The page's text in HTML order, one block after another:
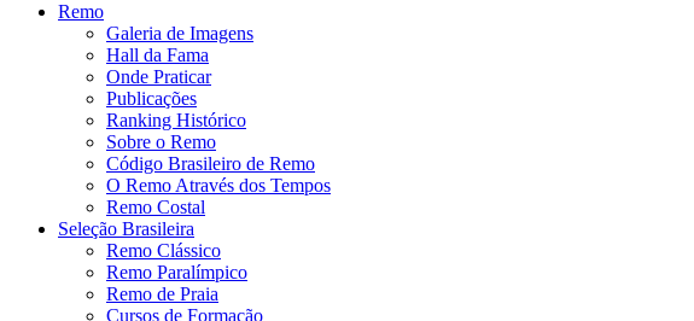
Remo
Galeria de Imagens
Hall da Fama
Onde Praticar
Publicações
Ranking Histórico
Sobre o Remo
Código Brasileiro de Remo
O Remo Através dos Tempos
Remo Costal
Seleção Brasileira
Remo Clássico
Remo Paralímpico
Remo de Praia
Cursos de Formação